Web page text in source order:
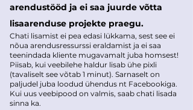
arendustööd ja ei saa juurde võtta
lisaarenduse projekte praegu.
Chati lisamist ei pea edasi lükkama, sest see ei
nõua arendusressurssi eraldamist ja ei saa
teenindada kliente mugavamalt juba homsest!
Piisab, kui veebilehe haldur lisab ühe pixli
(tavaliselt see võtab 1 minut). Sarnaselt on
paljudel juba loodud ühendus nt Facebookiga.
Kui uus veebipood on valmis, saab chati lisada
sinna ka.